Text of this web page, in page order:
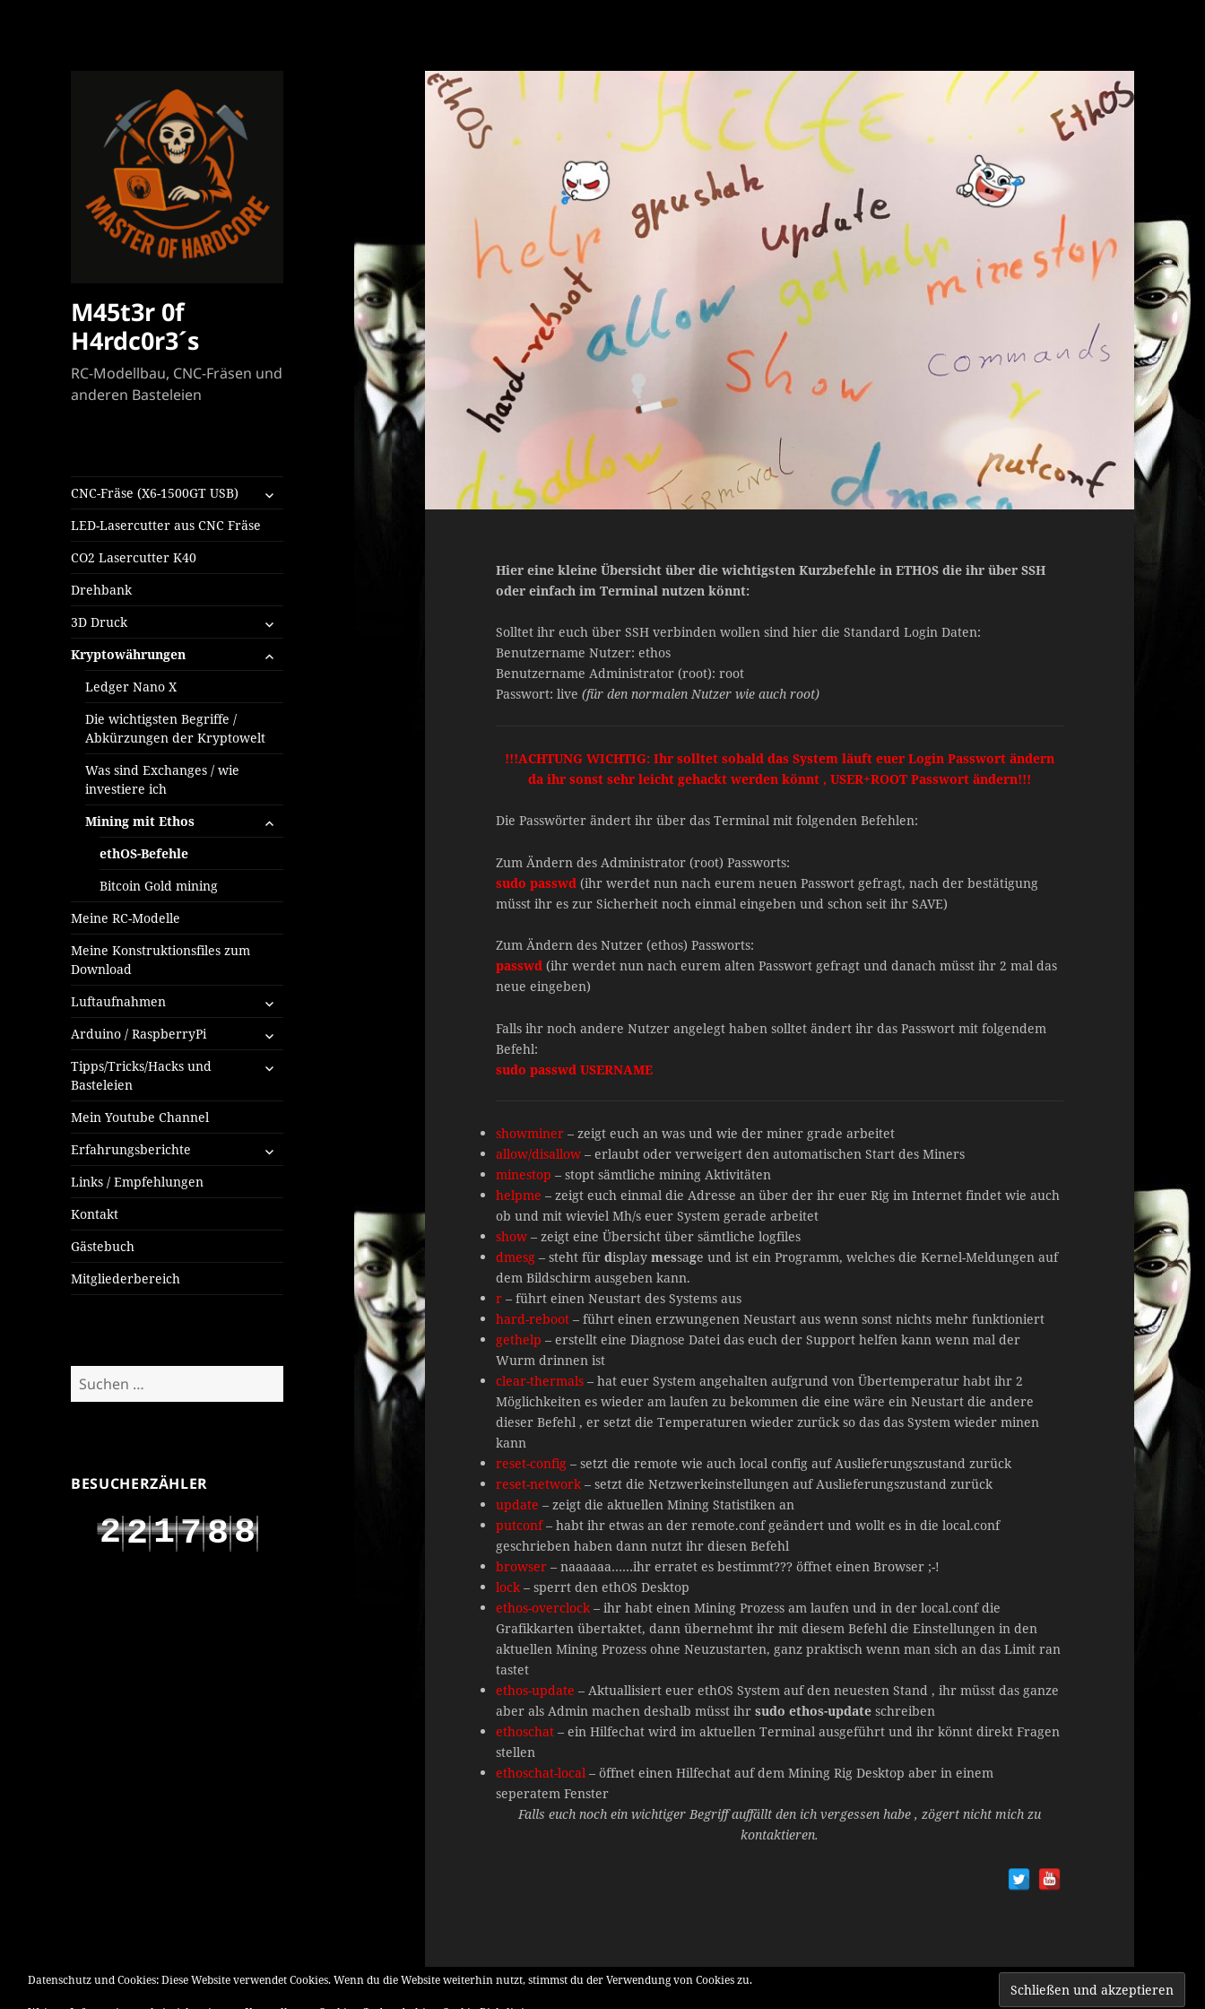
M45t3r 0f
H4rdc0r3´s
RC-Modellbau, CNC-Fräsen und
anderen Basteleien
CNC-Fräse (X6-1500GT USB)
untermenü
öffnen
LED-Lasercutter aus CNC Fräse
CO2 Lasercutter K40
Drehbank
3D Druck
untermenü
öffnen
Kryptowährungen
untermenü
öffnen
Ledger Nano X
Die wichtigsten Begriffe /
Abkürzungen der Kryptowelt
Was sind Exchanges / wie
investiere ich
Mining mit Ethos
untermenü
öffnen
ethOS-Befehle
Bitcoin Gold mining
Meine RC-Modelle
Meine Konstruktionsfiles zum
Download
Luftaufnahmen
untermenü
öffnen
Arduino / RaspberryPi
untermenü
öffnen
Tipps/Tricks/Hacks und
Basteleien
untermenü
Mein Youtube Channel
Erfahrungsberichte
untermenü
öffnen
Links / Empfehlungen
Kontakt
Gästebuch
Mitgliederbereich
Suchen
nach:
BESUCHERZÄHLER
221788
Hier eine kleine Übersicht über die wichtigsten Kurzbefehle in ETHOS die ihr über SSH
oder einfach im Terminal nutzen könnt:
Solltet ihr euch über SSH verbinden wollen sind hier die Standard Login Daten:
Benutzername Nutzer: ethos
Benutzername Administrator (root): root
Passwort: live(für den normalen Nutzer wie auch root)
!!!ACHTUNG WICHTIG: Ihr solltet sobald das System läuft euer Login Passwort ändern
da ihr sonst sehr leicht gehackt werden könnt , USER+ROOT Passwort ändern!!!
Die Passwörter ändert ihr über das Terminal mit folgenden Befehlen:
Zum Ändern des Administrator (root) Passworts:
sudo passwd (ihr werdet nun nach eurem neuen Passwort gefragt, nach der bestätigung
müsst ihr es zur Sicherheit noch einmal eingeben und schon seit ihr SAVE)
Zum Ändern des Nutzer (ethos) Passworts:
passwd (ihr werdet nun nach eurem alten Passwort gefragt und danach müsst ihr 2 mal das
neue eingeben)
Falls ihr noch andere Nutzer angelegt haben solltet ändert ihr das Passwort mit folgendem
Befehl:
sudo passwd USERNAME
showminer – zeigt euch an was und wie der miner grade arbeitet
allow/disallow – erlaubt oder verweigert den automatischen Start des Miners
minestop – stopt sämtliche mining Aktivitäten
helpme – zeigt euch einmal die Adresse an über der ihr euer Rig im Internet findet wie auch
ob und mit wieviel Mh/s euer System gerade arbeitet
show – zeigt eine Übersicht über sämtliche logfiles
dmesg – steht fürdisplaymessage und ist ein Programm, welches die Kernel-Meldungen auf
dem Bildschirm ausgeben kann.
r – führt einen Neustart des Systems aus
hard-reboot – führt einen erzwungenen Neustart aus wenn sonst nichts mehr funktioniert
gethelp – erstellt eine Diagnose Datei das euch der Support helfen kann wenn mal der
Wurm drinnen ist
clear-thermals – hat euer System angehalten aufgrund von Übertemperatur habt ihr 2
Möglichkeiten es wieder am laufen zu bekommen die eine wäre ein Neustart die andere
dieser Befehl , er setzt die Temperaturen wieder zurück so das das System wieder minen
kann
reset-config – setzt die remote wie auch local config auf Auslieferungszustand zurück
reset-network– setzt die Netzwerkeinstellungen auf Auslieferungszustand zurück
update – zeigt die aktuellen Mining Statistiken an
putconf– habt ihr etwas an der remote.conf geändert und wollt es in die local.conf
geschrieben haben dann nutzt ihr diesen Befehl
browser – naaaaaa……ihr erratet es bestimmt??? öffnet einen Browser ;-!
lock– sperrt den ethOS Desktop
ethos-overclock– ihr habt einen Mining Prozess am laufen und in der local.conf die
Grafikkarten übertaktet, dann übernehmt ihr mit diesem Befehl die Einstellungen in den
aktuellen Mining Prozess ohne Neuzustarten, ganz praktisch wenn man sich an das Limit ran
tastet
ethos-update – Aktuallisiert euer ethOS System auf den neuesten Stand , ihr müsst das ganze
aber als Admin machen deshalb müsst ihrsudo ethos-update schreiben
ethoschat – ein Hilfechat wird im aktuellen Terminal ausgeführt und ihr könnt direkt Fragen
stellen
ethoschat-local – öffnet einen Hilfechat auf dem Mining Rig Desktop aber in einem
seperatem Fenster
Falls euch noch ein wichtiger Begriff auffällt den ich vergessen habe , zögert nicht mich zu
kontaktieren.
Datenschutz und Cookies: Diese Website verwendet Cookies. Wenn du die Website weiterhin nutzt, stimmst du der Verwendung von Cookies zu.